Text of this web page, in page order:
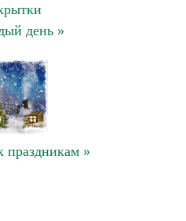
день »
праздникам »